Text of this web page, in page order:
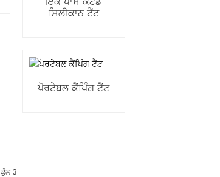
ਸਿਲੀਕਾਨ ਟੈਂਟ
ਪੋਰਟੇਬਲ ਕੈਂਪਿੰਗ ਟੈਂਟ
ਕੁੱਲ 3